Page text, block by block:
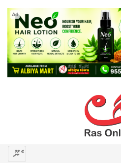
Ad
މެނޫ